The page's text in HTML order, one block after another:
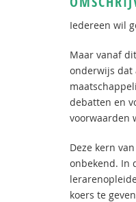
Iedereen wil
Maar vanaf
onderwijs dat
debatten en
voorwaarden
Deze kern
onbekend. In
koers te